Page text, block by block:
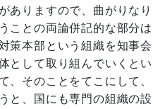
ありますので、曲がりなり
ことの両論併記的な部分は
策本部という組織を知事会
として取り組んでいくとい
、そのことをてこにして、
と、国にも専門の組織の設